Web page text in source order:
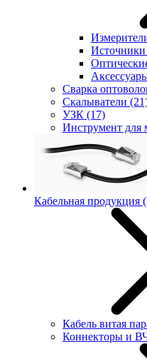
Источники
Сварка
Скалыватели
УЗК (17)
Инструмент
Кабельная продукция
Кабель витая
Коннекторы и